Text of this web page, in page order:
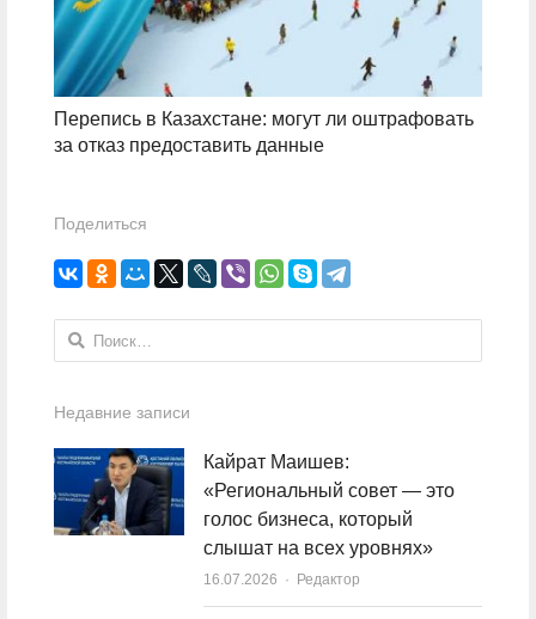
Перепись в Казахстане: могут ли оштрафовать
за отказ предоставить данные
Поделиться
Найти:
Недавние записи
Кайрат Маишев:
«Региональный совет — это
голос бизнеса, который
слышат на всех уровнях»
16.07.2026 Author
Редактор